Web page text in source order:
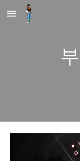
Skip to main content